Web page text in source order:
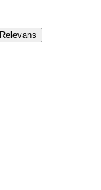
Relevans